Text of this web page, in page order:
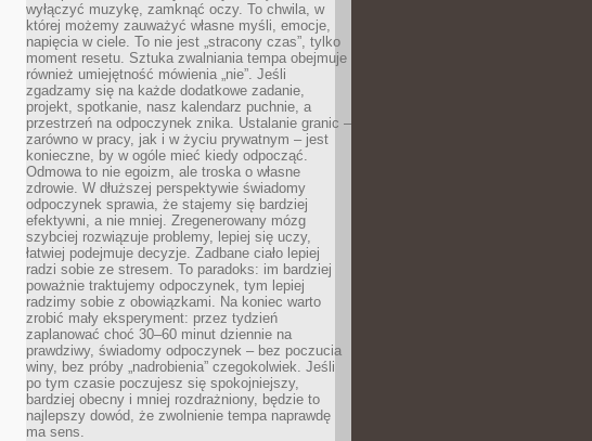
wyłączyć muzykę, zamknąć oczy. To chwila, w
której możemy zauważyć własne myśli, emocje,
napięcia w ciele. To nie jest „stracony czas”, tylko
moment resetu. Sztuka zwalniania tempa obejmuje
również umiejętność mówienia „nie”. Jeśli
zgadzamy się na każde dodatkowe zadanie,
projekt, spotkanie, nasz kalendarz puchnie, a
przestrzeń na odpoczynek znika. Ustalanie granic –
zarówno w pracy, jak i w życiu prywatnym – jest
konieczne, by w ogóle mieć kiedy odpocząć.
Odmowa to nie egoizm, ale troska o własne
zdrowie. W dłuższej perspektywie świadomy
odpoczynek sprawia, że stajemy się bardziej
efektywni, a nie mniej. Zregenerowany mózg
szybciej rozwiązuje problemy, lepiej się uczy,
łatwiej podejmuje decyzje. Zadbane ciało lepiej
radzi sobie ze stresem. To paradoks: im bardziej
poważnie traktujemy odpoczynek, tym lepiej
radzimy sobie z obowiązkami. Na koniec warto
zrobić mały eksperyment: przez tydzień
zaplanować choć 30–60 minut dziennie na
prawdziwy, świadomy odpoczynek – bez poczucia
winy, bez próby „nadrobienia” czegokolwiek. Jeśli
po tym czasie poczujesz się spokojniejszy,
bardziej obecny i mniej rozdrażniony, będzie to
najlepszy dowód, że zwolnienie tempa naprawdę
ma sens.